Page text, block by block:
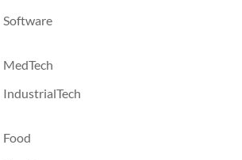
Software
MedTech
IndustrialTech
Food